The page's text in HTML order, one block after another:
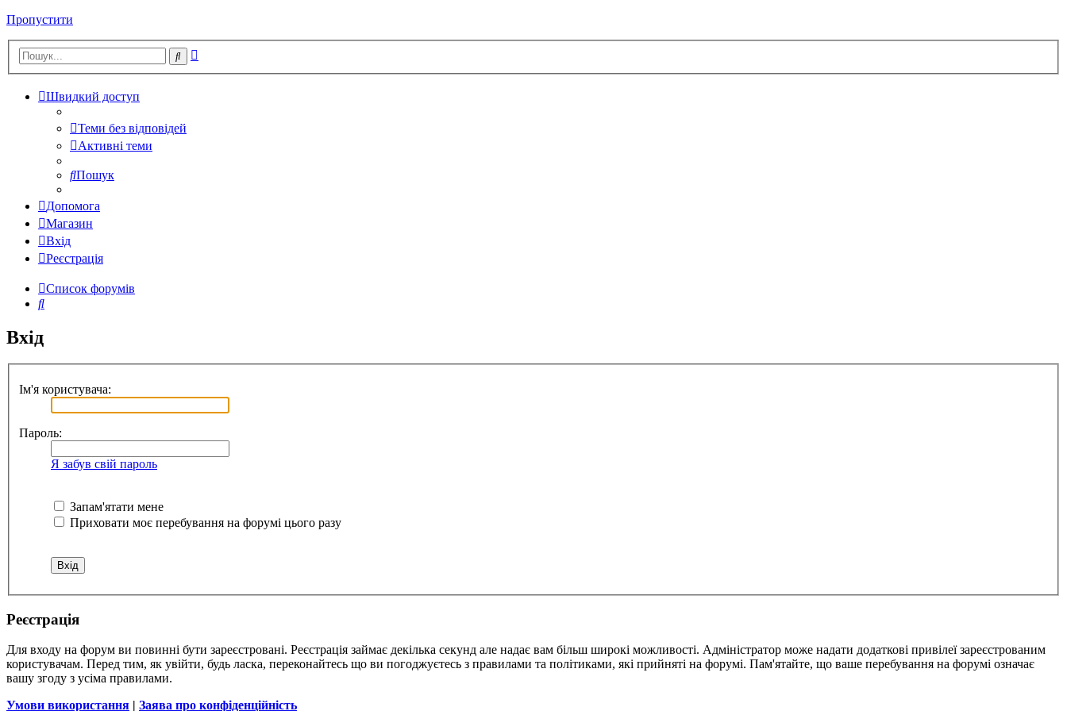
Пропустити
Пошук
Швидкий доступ
Теми без відповідей
Активні теми
Пошук
Допомога
Магазин
Вхід
Реєстрація
Список форумів
Пошук
Вхід
Ім'я користувача:
Пароль:
Я забув свій пароль
Запам'ятати мене
Приховати моє перебування на форумі цього разу
Реєстрація
Для входу на форум ви повинні бути зареєстровані. Реєстрація займає декілька секунд але надає вам більш широкі можливості. Адміністратор може надати додаткові привілеї зареєстрованим
користувачам. Перед тим, як увійти, будь ласка, переконайтесь що ви погоджуєтесь з правилами та політиками, які прийняті на форумі. Пам'ятайте, що ваше перебування на форумі означає
вашу згоду з усіма правилами.
Умови використання | Заява про конфіденційність